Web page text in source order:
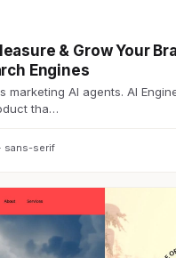
& Grow Your
Engines
marketing AI agents. AI
tha…
· sans-serif